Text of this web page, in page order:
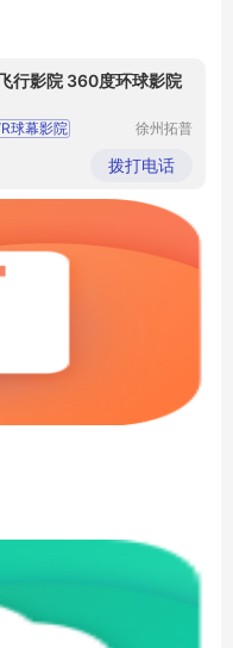
行影院 360度环球影院
球幕影院
徐州拓普
科技有限
公司
拨打电话